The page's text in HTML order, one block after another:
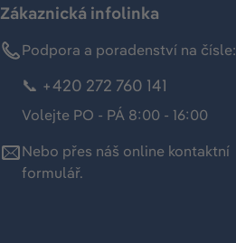
Zákaznická infolinka
Podpora a poradenství na čísle:
📞 +420 272 760 141
Volejte PO - PÁ 8:00 - 16:00
Nebo přes náš online kontaktní
formulář.